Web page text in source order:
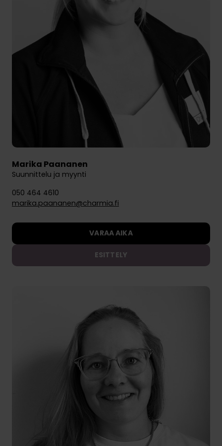
Marika Paananen
Suunnittelu ja myynti
050 464 4610
marika.paananen@charmia.fi
VARAA AIKA
ESITTELY